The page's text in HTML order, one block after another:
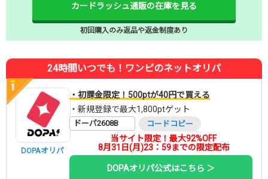
カードラッシュ通販の在庫を見る
初回購入のみ返品や返金制度あり
24時間いつでも！ワンピのネットオリパ
DOPAオリパ
・初課金限定！500ptが40円で買える
・新規登録で最大1,800ptゲット
ドーパ2608B コードコピー
当サイト限定！最大92%OFF
8月31日(月)23：59までの限定配布
DOPAオリパ公式はこちら ＞